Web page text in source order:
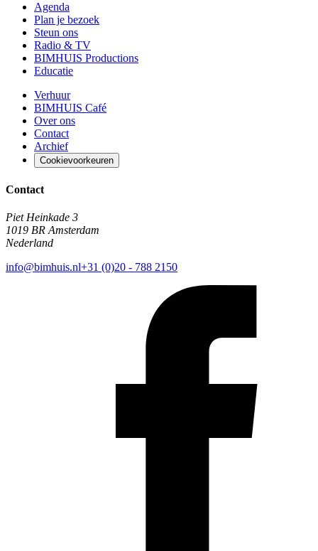
Agenda
Plan je bezoek
Steun ons
Radio & TV
BIMHUIS Productions
Educatie
Verhuur
BIMHUIS Café
Over ons
Contact
Archief
Cookievoorkeuren
Contact
Piet Heinkade 3
1019 BR Amsterdam
Nederland
info@bimhuis.nl+31 (0)20 - 788 2150